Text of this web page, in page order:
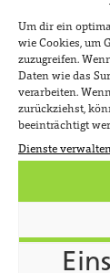
Um dir ein
wie Cookies, um
zuzugreifen.
Daten wie das
verarbeiten.
zurückziehst,
beeinträchtigt
Dienste
Impressum
Cookie-